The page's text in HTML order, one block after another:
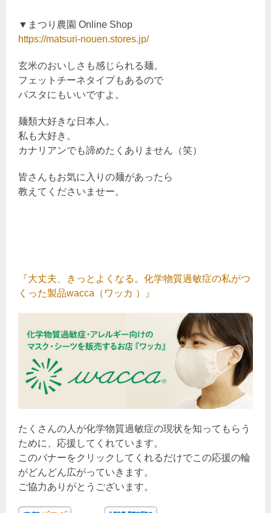
▼まつり農園 Online Shop
https://matsuri-nouen.stores.jp/
玄米のおいしさも感じられる麺。
フェットチーネタイプもあるので
パスタにもいいですよ。
麺類大好きな日本人。
私も大好き。
カナリアンでも諦めたくありません（笑）
皆さんもお気に入りの麺があったら
教えてくださいませー。
『大丈夫、きっとよくなる。化学物質過敏症の私がつ
くった製品wacca（ワッカ ）』
たくさんの人が化学物質過敏症の現状を知ってもらう
ために、応援してくれています。
このバナーをクリックしてくれるだけでこの応援の輪
がどんどん広がっていきます。
ご協力ありがとうございます。